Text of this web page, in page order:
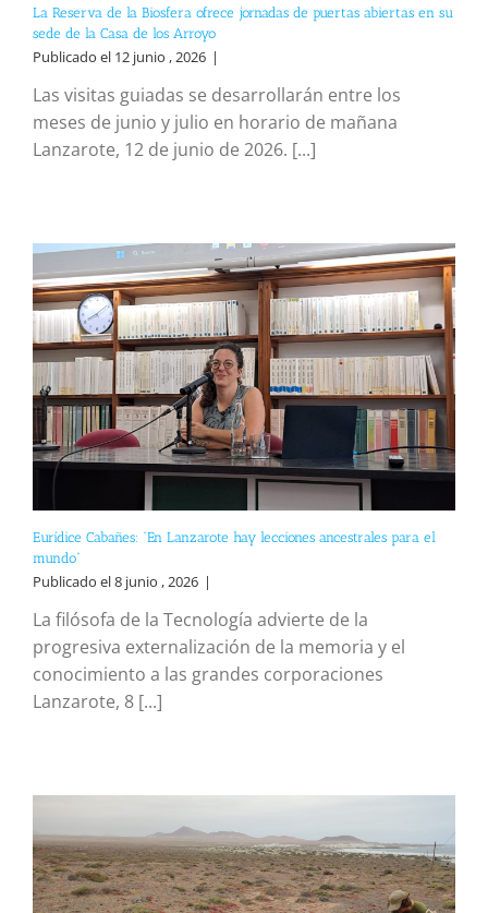
La Reserva de la Biosfera ofrece jornadas de puertas abiertas en su
sede de la Casa de los Arroyo
Publicado el 12 junio , 2026 |
Las visitas guiadas se desarrollarán entre los
meses de junio y julio en horario de mañana
Lanzarote, 12 de junio de 2026. [...]
Eurídice Cabañes: “En Lanzarote hay lecciones ancestrales para el
mundo”
Publicado el 8 junio , 2026 |
La filósofa de la Tecnología advierte de la
progresiva externalización de la memoria y el
conocimiento a las grandes corporaciones
Lanzarote, 8 [...]